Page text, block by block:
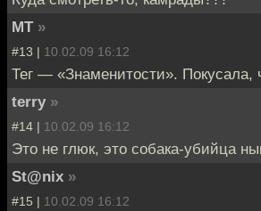
MT »
#13 | 10.02.09 16:12
Тег — «Знаменитости». Покусала,
terry »
#14 | 10.02.09 16:12
Это не глюк, это собака-убийца
St@nix »
#15 | 10.02.09 16:12